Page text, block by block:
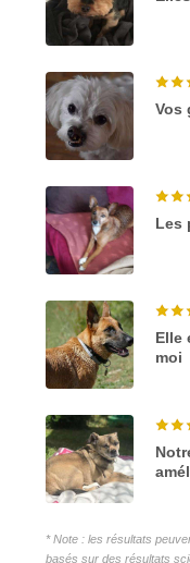
Vos
Les
Elle
moi
* Note : les résultats
basés sur des résultats